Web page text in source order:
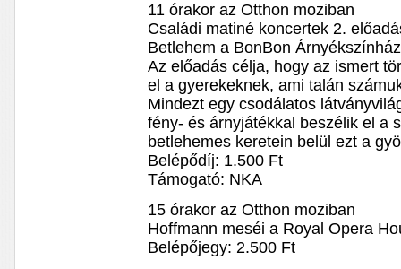
11 órakor az Otthon moziban
Családi matiné koncertek 2.
Betlehem a BonBon
Az előadás célja, hogy az ismert
el a gyerekeknek, ami talán
Mindezt egy csodálatos
fény- és árnyjátékkal beszélik el a
betlehemes keretein belül ezt a
Belépődíj: 1.500 Ft
Támogató: NKA
15 órakor az Otthon moziban
Hoffmann meséi a Royal Opera
Belépőjegy: 2.500 Ft